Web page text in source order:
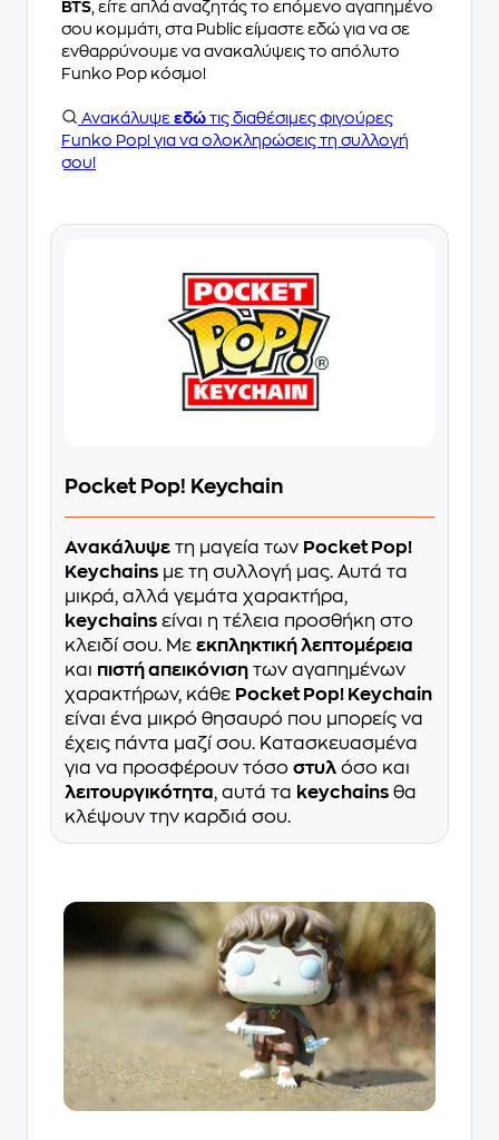
BTS , είτε απλά αναζητάς το επόμενο αγαπημένο
σου κομμάτι, στα Public είμαστε εδώ για να σε
ενθαρρύνουμε να ανακαλύψεις το απόλυτο
Funko Pop κόσμο!
Ανακάλυψε εδώ τις διαθέσιμες φιγούρες
Funko Pop! για να ολοκληρώσεις τη συλλογή
σου!
Pocket Pop! Keychain
Ανακάλυψε τη μαγεία των Pocket Pop!
Keychains με τη συλλογή μας. Αυτά τα
μικρά, αλλά γεμάτα χαρακτήρα,
keychains είναι η τέλεια προσθήκη στο
κλειδί σου. Με εκπληκτική λεπτομέρεια
και πιστή απεικόνιση των αγαπημένων
χαρακτήρων, κάθε Pocket Pop! Keychain
είναι ένα μικρό θησαυρό που μπορείς να
έχεις πάντα μαζί σου. Κατασκευασμένα
για να προσφέρουν τόσο στυλ όσο και
λειτουργικότητα, αυτά τα keychains θα
κλέψουν την καρδιά σου.